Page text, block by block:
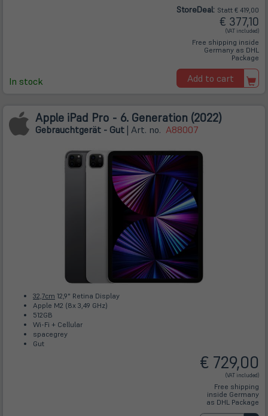
In stock
StoreDeal: Statt € 419,00
€ 377,10
(VAT included)
Free shipping inside
Germany as DHL
Package
Add to cart
Apple iPad Pro - 6. Generation (2022)
Gebrauchtgerät - Gut| Art. no. A88007
32,7cm 12,9" Retina Display
Apple M2 (8x 3,49 GHz)
512GB
Wi-Fi + Cellular
spacegrey
Gut
€ 729,00
(VAT included)
Free shipping
inside Germany
as DHL Package